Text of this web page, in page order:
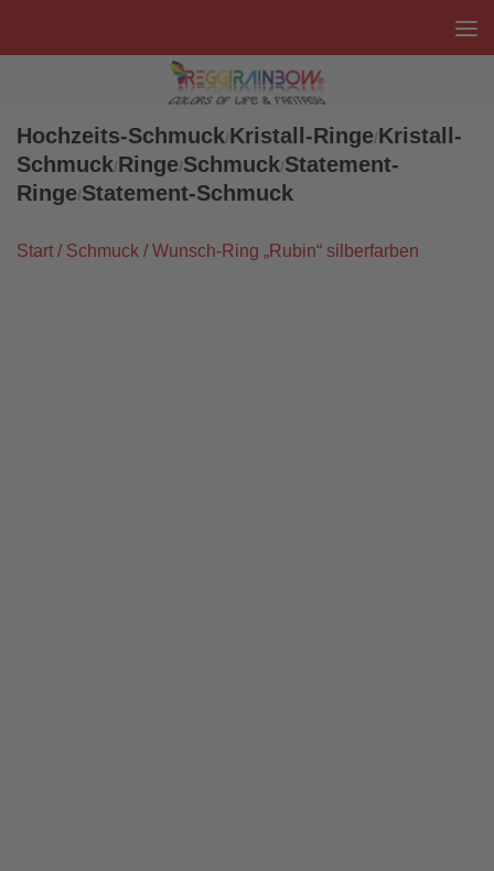
Hochzeits-Schmuck/Kristall-Ringe/Kristall-
Schmuck/Ringe/Schmuck/Statement-
Ringe/Statement-Schmuck
Start / Schmuck / Wunsch-Ring „Rubin“ silberfarben